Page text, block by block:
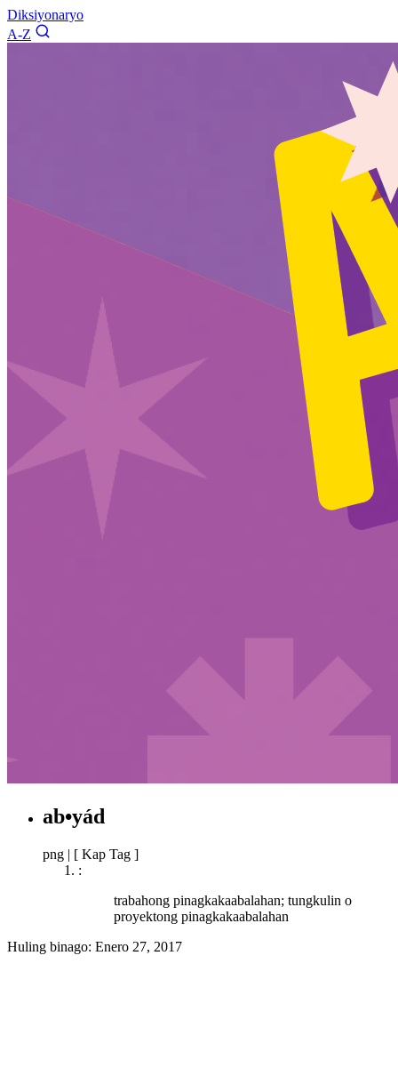
Diksiyonaryo
A-Z
ab•yád
png | [ Kap Tag ]
:
trabahong pinagkakaabalahan; tungkulin o
proyektong pinagkakaabalahan
Huling binago: Enero 27, 2017